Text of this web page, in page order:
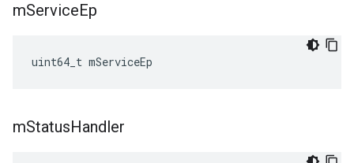
mServiceEp
uint64_t mServiceEp
mStatusHandler